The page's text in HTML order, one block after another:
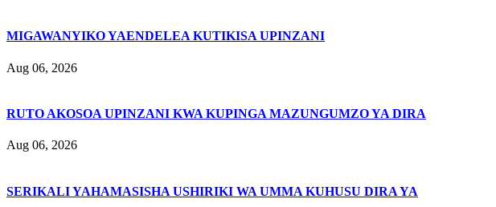
MIGAWANYIKO YAENDELEA KUTIKISA UPINZANI
Aug 06, 2026
RUTO AKOSOA UPINZANI KWA KUPINGA MAZUNGUMZO YA DIRA
Aug 06, 2026
SERIKALI YAHAMASISHA USHIRIKI WA UMMA KUHUSU DIRA YA